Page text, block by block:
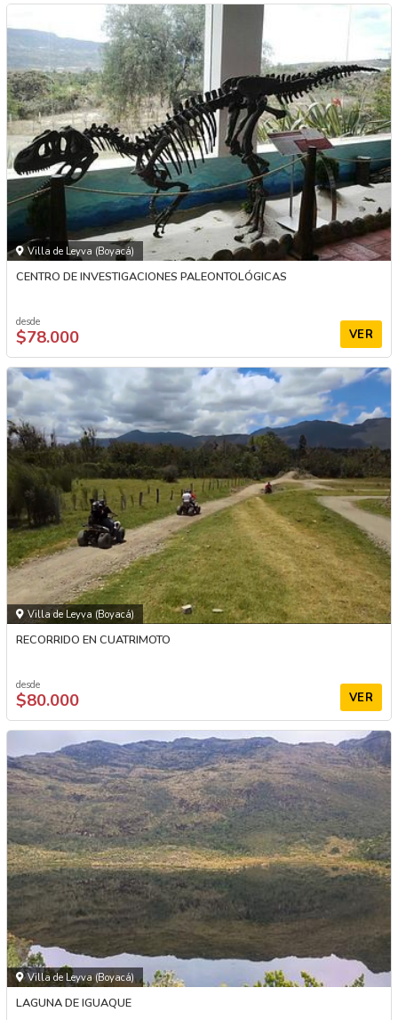
Villa de Leyva (Boyacá)
CENTRO DE INVESTIGACIONES PALEONTOLÓGICAS
desde
$78.000 VER
Villa de Leyva (Boyacá)
RECORRIDO EN CUATRIMOTO
desde
$80.000 VER
Villa de Leyva (Boyacá)
LAGUNA DE IGUAQUE